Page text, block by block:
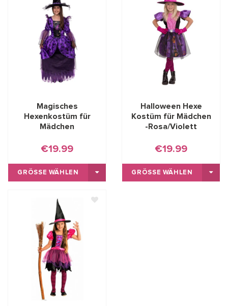
Magisches
Hexenkostüm für
Mädchen
€19.99
GRÖSSE WÄHLEN
Halloween Hexe
Kostüm für Mädchen
-Rosa/Violett
€19.99
GRÖSSE WÄHLEN